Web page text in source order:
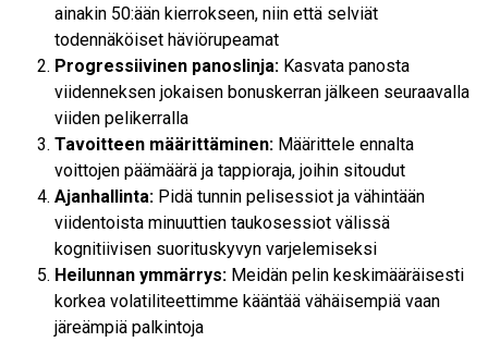
ainakin 50:ään kierrokseen, niin että selviät
todennäköiset häviörupeamat
Progressiivinen panoslinja: Kasvata panosta
viidenneksen jokaisen bonuskerran jälkeen seuraavalla
viiden pelikerralla
Tavoitteen määrittäminen: Määrittele ennalta
voittojen päämäärä ja tappioraja, joihin sitoudut
Ajanhallinta: Pidä tunnin pelisessiot ja vähintään
viidentoista minuuttien taukosessiot välissä
kognitiivisen suorituskyvyn varjelemiseksi
Heilunnan ymmärrys: Meidän pelin keskimääräisesti
korkea volatiliteettimme kääntää vähäisempiä vaan
järeämpiä palkintoja